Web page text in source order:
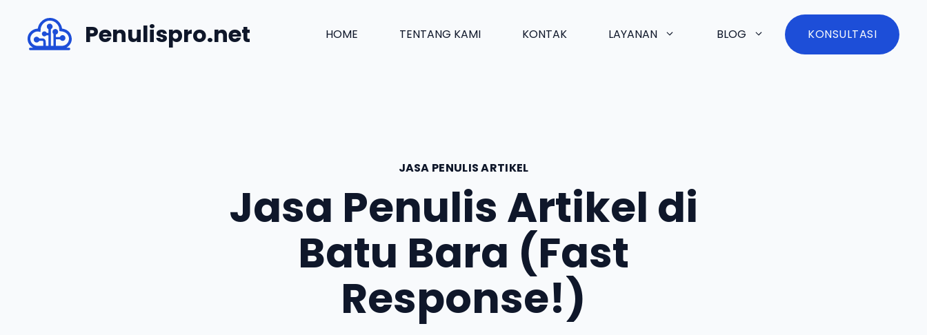
content
Penulispro.net HOME TENTANG KAMI KONTAK LAYANAN BLOG KONSULTASI
JASA PENULIS ARTIKEL
Jasa Penulis Artikel di
Batu Bara (Fast
Response!)